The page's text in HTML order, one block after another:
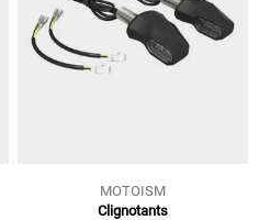
MOTOISM
Clignotants